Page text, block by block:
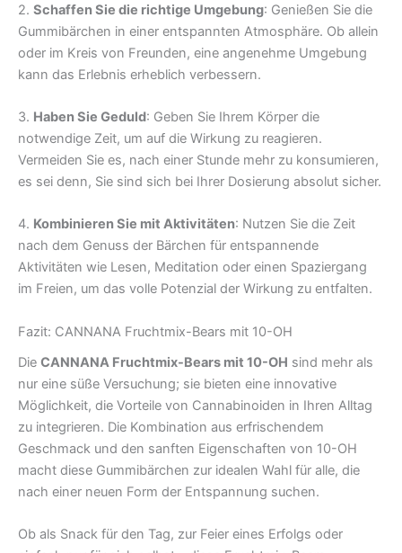
2. Schaffen Sie die richtige Umgebung: Genießen Sie die
Gummibärchen in einer entspannten Atmosphäre. Ob allein
oder im Kreis von Freunden, eine angenehme Umgebung
kann das Erlebnis erheblich verbessern.
3. Haben Sie Geduld: Geben Sie Ihrem Körper die
notwendige Zeit, um auf die Wirkung zu reagieren.
Vermeiden Sie es, nach einer Stunde mehr zu konsumieren,
es sei denn, Sie sind sich bei Ihrer Dosierung absolut sicher.
4. Kombinieren Sie mit Aktivitäten: Nutzen Sie die Zeit
nach dem Genuss der Bärchen für entspannende
Aktivitäten wie Lesen, Meditation oder einen Spaziergang
im Freien, um das volle Potenzial der Wirkung zu entfalten.
Fazit: CANNANA Fruchtmix-Bears mit 10-OH
Die CANNANA Fruchtmix-Bears mit 10-OH sind mehr als
nur eine süße Versuchung; sie bieten eine innovative
Möglichkeit, die Vorteile von Cannabinoiden in Ihren Alltag
zu integrieren. Die Kombination aus erfrischendem
Geschmack und den sanften Eigenschaften von 10-OH
macht diese Gummibärchen zur idealen Wahl für alle, die
nach einer neuen Form der Entspannung suchen.
Ob als Snack für den Tag, zur Feier eines Erfolgs oder